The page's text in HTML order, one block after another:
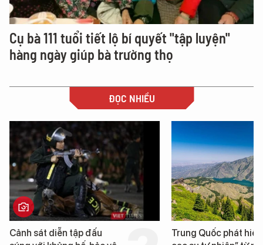
Cụ bà 111 tuổi tiết lộ bí quyết "tập luyện"
hàng ngày giúp bà trường thọ
ĐỌC NHIỀU
Trung Quốc phát hiện “mỏ
Loạt dự án bất động